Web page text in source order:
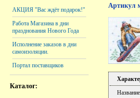
АКЦИЯ "Вас ждёт подарок!"
Работа Магазина в дни
празднования Нового Года
Исполнение заказов в дни
самоизоляции.
Портал поставщиков
Каталог:
Артикул
Название